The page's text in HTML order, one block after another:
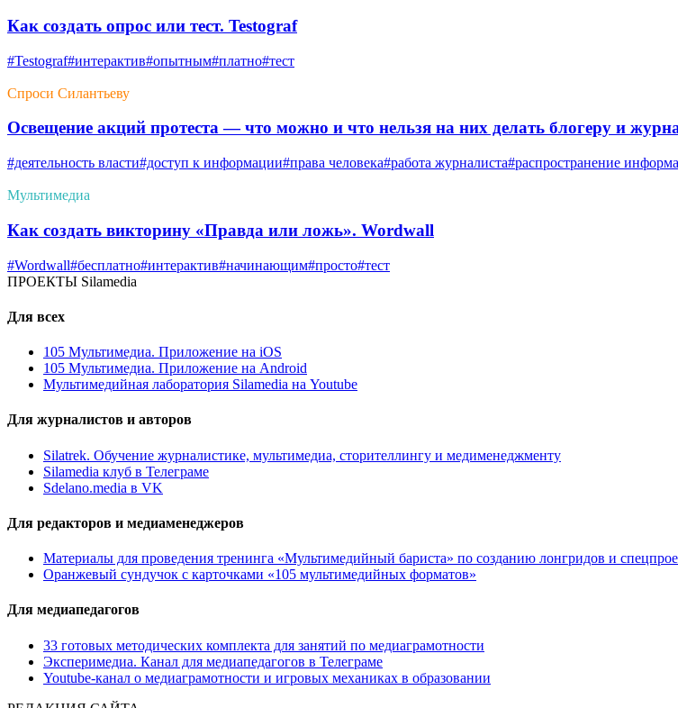
Как создать опрос или тест. Testograf
#Testograf#интерактив#опытным#платно#тест
Спроси Силантьеву
Освещение акций протеста — что можно и что нельзя на них делать блогеру и
#деятельность власти#доступ к информации#права человека#работа журналиста#распространение
Мультимедиа
Как создать викторину «Правда или ложь». Wordwall
#Wordwall#бесплатно#интерактив#начинающим#просто#тест
ПРОЕКТЫ Silamedia
Для всех
105 Мультимедиа. Приложение на iOS
105 Мультимедиа. Приложение на Android
Мультимедийная лаборатория Silamedia на Youtube
Для журналистов и авторов
Silatrek. Обучение журналистике, мультимедиа, сторителлингу и медименеджменту
Silamedia клуб в Телеграме
Sdelano.media в VK
Для редакторов и медиаменеджеров
Материалы для проведения тренинга «Мультимедийный бариста» по созданию лонгридов и
Оранжевый сундучок с карточками «105 мультимедийных форматов»
Для медиапедагогов
33 готовых методических комплекта для занятий по медиаграмотности
Эксперимедиа. Канал для медиапедагогов в Телеграме
Youtube-канал о медиаграмотности и игровых механиках в образовании